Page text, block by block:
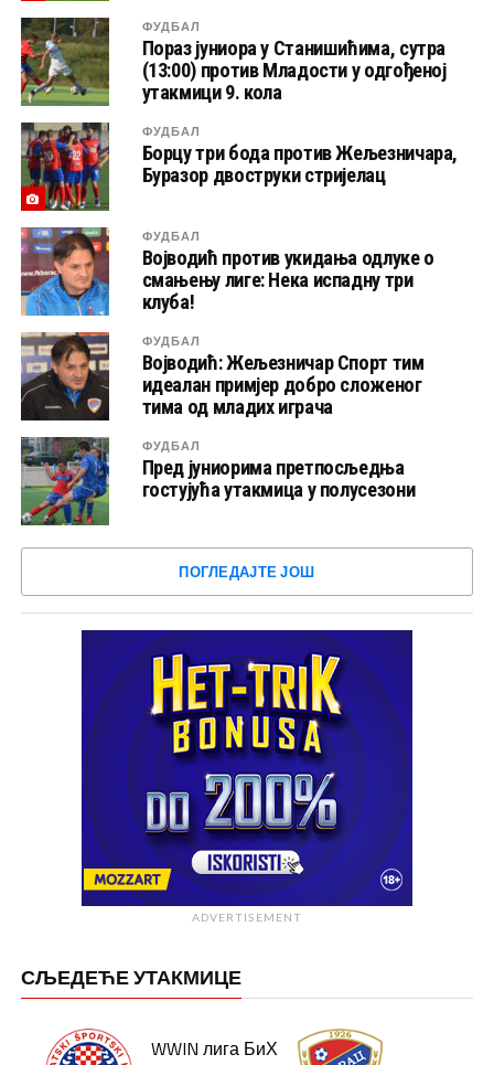
ФУДБАЛ
Пораз јуниора у Станишићима, сутра
(13:00) против Младости у одгођеној
утакмици 9. кола
ФУДБАЛ
Борцу три бода против Жељезничара,
Буразор двоструки стријелац
ФУДБАЛ
Војводић против укидања одлуке о
смањењу лиге: Нека испадну три
клуба!
ФУДБАЛ
Војводић: Жељезничар Спорт тим
идеалан примјер добро сложеног
тима од младих играча
ФУДБАЛ
Пред јуниорима претпосљедња
гостујућа утакмица у полусезони
ПОГЛЕДАЈТЕ ЈОШ
ADVERTISEMENT
СЉЕДЕЋЕ УТАКМИЦЕ
WWIN лига БиХ